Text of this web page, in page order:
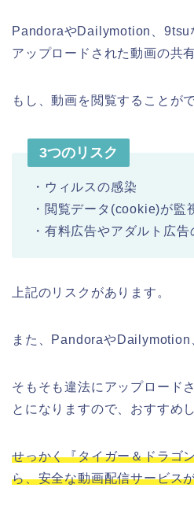
PandoraやDailymotion、9tsu
アップロードされた動画の共
もし、動画を閲覧することが
3つのリスク
・ウィルスの感染
・閲覧データ(cookie)が監
・有料広告やアダルト広告
上記のリスクがあります。
また、PandoraやDailymotion
そもそも違法にアップロード
とになりますので、おすすめ
せっかく『タイガー＆ドラゴ
ら、安全な動画配信サービス